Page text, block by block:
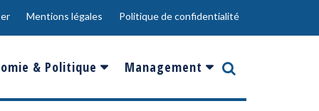
Mentions légales Politique de confidentialité
& Politique Management
Innovation